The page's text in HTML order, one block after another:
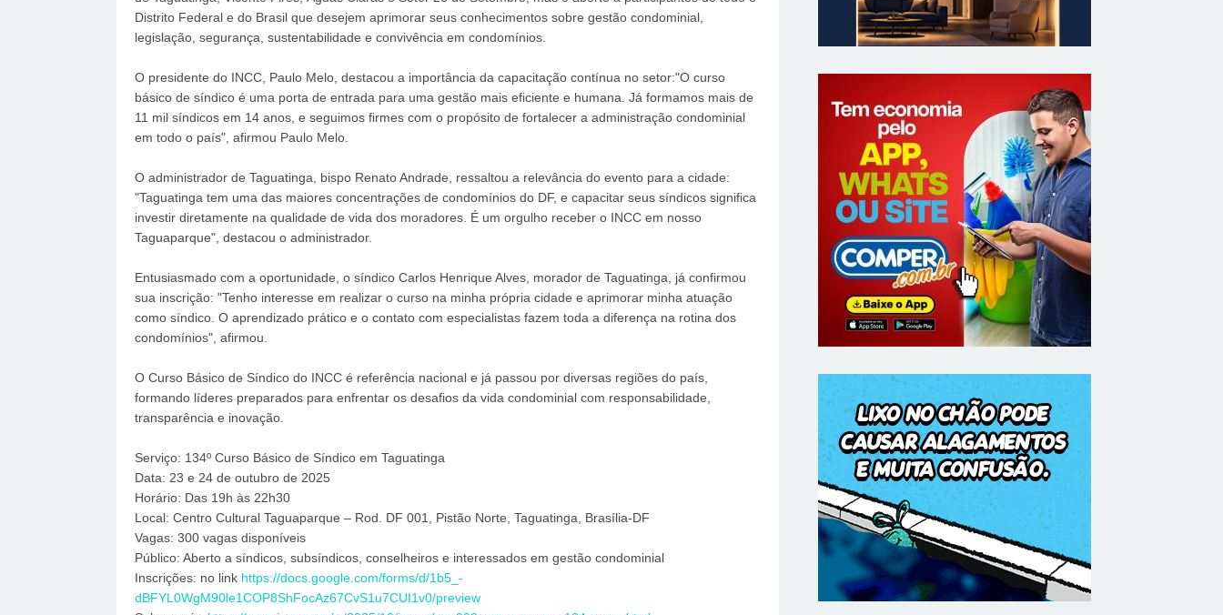
Distrito Federal e do Brasil que desejem aprimorar seus conhecimentos sobre gestão condominial,
legislação, segurança, sustentabilidade e convivência em condomínios.
O presidente do INCC, Paulo Melo, destacou a importância da capacitação contínua no setor:"O curso
básico de síndico é uma porta de entrada para uma gestão mais eficiente e humana. Já formamos mais de
11 mil síndicos em 14 anos, e seguimos firmes com o propósito de fortalecer a administração condominial
em todo o país", afirmou Paulo Melo.
O administrador de Taguatinga, bispo Renato Andrade, ressaltou a relevância do evento para a cidade:
"Taguatinga tem uma das maiores concentrações de condomínios do DF, e capacitar seus síndicos significa
investir diretamente na qualidade de vida dos moradores. É um orgulho receber o INCC em nosso
Taguaparque", destacou o administrador.
Entusiasmado com a oportunidade, o síndico Carlos Henrique Alves, morador de Taguatinga, já confirmou
sua inscrição: "Tenho interesse em realizar o curso na minha própria cidade e aprimorar minha atuação
como síndico. O aprendizado prático e o contato com especialistas fazem toda a diferença na rotina dos
condomínios", afirmou.
O Curso Básico de Síndico do INCC é referência nacional e já passou por diversas regiões do país,
formando líderes preparados para enfrentar os desafios da vida condominial com responsabilidade,
transparência e inovação.
Serviço: 134º Curso Básico de Síndico em Taguatinga
Data: 23 e 24 de outubro de 2025
Horário: Das 19h às 22h30
Local: Centro Cultural Taguaparque – Rod. DF 001, Pistão Norte, Taguatinga, Brasília-DF
Vagas: 300 vagas disponíveis
Público: Aberto a síndicos, subsíndicos, conselheiros e interessados em gestão condominial
Inscrições: no link https://docs.google.com/forms/d/1b5_-
dBFYL0WgM90le1COP8ShFocAz67CvS1u7CUI1v0/preview